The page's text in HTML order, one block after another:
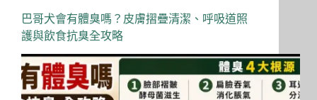
巴哥犬會有體臭嗎？皮膚摺疊清潔、呼吸道照
護與飲食抗臭全攻略